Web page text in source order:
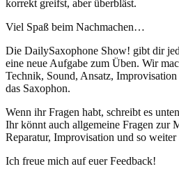
korrekt greifst, aber überbläst.
Viel Spaß beim Nachmachen…
Die DailySaxophone Show! gibt dir
eine neue Aufgabe zum Üben. Wir
Technik, Sound, Ansatz,
das Saxophon.
Wenn ihr Fragen habt, schreibt es
Ihr könnt auch allgemeine Fragen zur
Reparatur, Improvisation und so weiter
Ich freue mich auf euer Feedback!